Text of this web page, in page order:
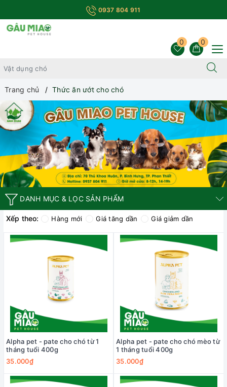
0937 804 911
0
0
Trang chủ Thức ăn ướt cho chó
DANH MỤC & LỌC SẢN PHẨM
Xếp theo: Hàng mới Giá tăng dần Giá giảm dần
Alpha pet - pate cho chó từ 1
tháng tuổi 400g
35.000₫
Alpha pet - pate cho chó mèo từ
1 tháng tuổi 400g
35.000₫